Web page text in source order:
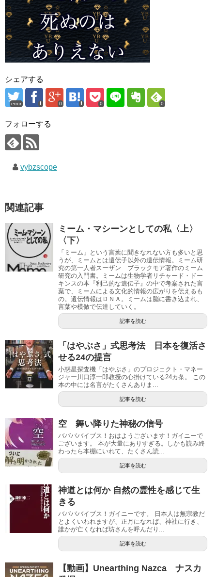
シェアする
error 0 0 0
フォローする
vybzscope
関連記事
ミーム・マシーンとしての私〈上〉
〈下〉
「ミーム」という言葉に聞きなれない方も多いと思
うが、ミームとは遺伝子以外の遺伝情報。ミーム研
究の第一人者スーザン ブラックモア著作のミーム
研究の入門書。ミームは生物学者リチャード・ドー
キンスの本『利己的な遺伝子』の中で考案された言
葉で、ミームによる文化的情報の広がりを伝えるも
の。遺伝情報はＤＮＡ。ミームは脳に書き込まれ、
言葉や模倣で伝達していく。
記事を読む
「はやぶさ」式思考法 日本を復活さ
せる24の提言
小惑星探査機「はやぶさ」のプロジェクト・マネー
ジャー川口淳一郎教授の心掛けている24カ条。 この
本の中には名言がたくさんありま...
記事を読む
空 舞い降りた神秘の信号
ババババイブス！おはようございます！ガイニーで
ございます。 本が大量にありすぎる。しかも読み終
わったら本棚にいれて、たくさん読...
記事を読む
神道とは何か 自然の霊性を感じて生
きる
ババババイブス！ガイニーです。 日本人は無宗教だ
とよくいわれますが、正月になれば、神社に行き、
誰かが亡くなれば坊さんを呼んだり...
記事を読む
【動画】Unearthing Nazca ナスカ